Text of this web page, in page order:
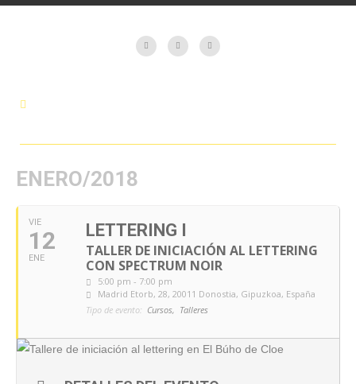
ENERO/2018
VIE
12
ENE
LETTERING I
TALLER DE INICIACIÓN AL LETTERING
CON SPECTRUM NOIR
5:00 pm - 7:00 pm
Madrid Etorb, 28, 20011 Donostia, Gipuzkoa, España
Tipo de evento: Cursos, Talleres